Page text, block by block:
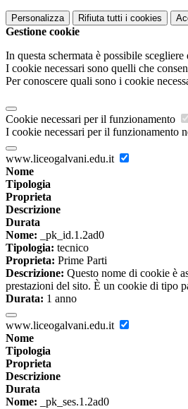
Personalizza Rifiuta tutti i cookies
Gestione cookie
In questa schermata è possibile
I cookie necessari sono quelli che
Per conoscere quali sono i cookie
Cookie necessari per il funzionamento
I cookie necessari per il funzionamento
www.liceogalvani.edu.it
Nome
Tipologia
Proprieta
Descrizione
Durata
Nome: _pk_id.1.2ad0
Tipologia: tecnico
Proprieta: Prime Parti
Descrizione: Questo nome di cookie è
prestazioni del sito. È un cookie di tipo
Durata: 1 anno
www.liceogalvani.edu.it
Nome
Tipologia
Proprieta
Descrizione
Durata
Nome: _pk_ses.1.2ad0